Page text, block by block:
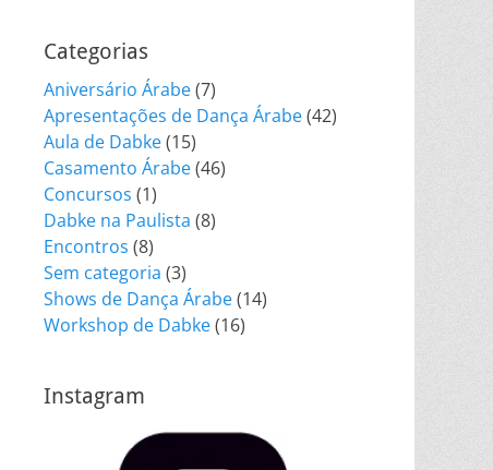
Categorias
Aniversário Árabe(7)
Apresentações de Dança Árabe(42)
Aula de Dabke(15)
Casamento Árabe(46)
Concursos (1)
Dabke na Paulista (8)
Encontros (8)
Sem categoria (3)
Shows de Dança Árabe(14)
Workshop de Dabke(16)
Instagram